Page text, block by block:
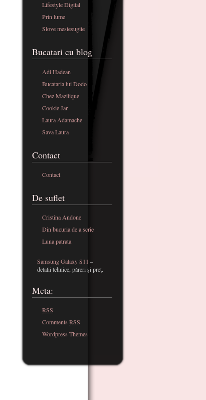
Lifestyle Digital
Prin lume
Slove mestesugite
Bucatari cu blog
Adi Hadean
Bucataria lui Dodo
Chez Mazilique
Cookie Jar
Laura Adamache
Sava Laura
Contact
Contact
De suflet
Cristina Andone
Din bucuria de a scrie
Luna patrata
Samsung Galaxy S11 –
detalii tehnice, păreri și preț.
Meta:
RSS
Comments RSS
Wordpress Themes